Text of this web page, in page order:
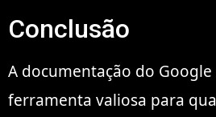
Conclusão
A documentação do Google
ferramenta valiosa para